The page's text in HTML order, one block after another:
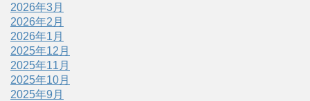
2026年3月
2026年2月
2026年1月
2025年12月
2025年11月
2025年10月
2025年9月